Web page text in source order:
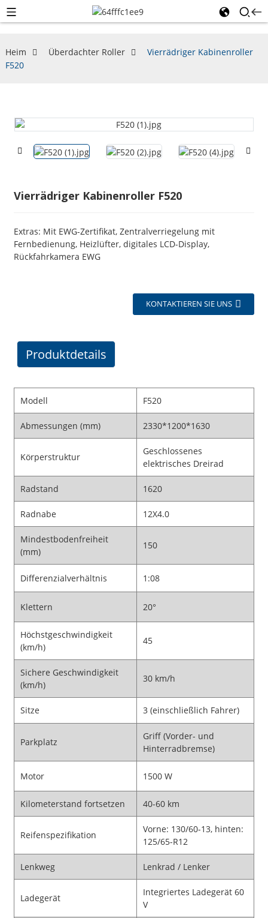
Heim Überdachter Roller
Vierrädriger Kabinenroller
F520
Vierrädriger Kabinenroller F520
Extras: Mit EWG-Zertifikat, Zentralverriegelung mit
Fernbedienung, Heizlüfter, digitales LCD-Display,
Rückfahrkamera EWG
KONTAKTIEREN SIE UNS
Produktdetails
Modell F520
Abmessungen (mm) 2330*1200*1630
Körperstruktur
Geschlossenes
elektrisches Dreirad
Radstand 1620
Radnabe 12X4.0
Mindestbodenfreiheit
(mm)
150
Differenzialverhältnis 1:08
Klettern 20°
Höchstgeschwindigkeit
(km/h)
45
Sichere Geschwindigkeit
(km/h)
30 km/h
Sitze 3 (einschließlich Fahrer)
Parkplatz
Griff (Vorder- und
Hinterradbremse)
Motor 1500 W
Kilometerstand fortsetzen 40-60 km
Reifenspezifikation
Vorne: 130/60-13, hinten:
125/65-R12
Lenkweg Lenkrad / Lenker
Ladegerät
Integriertes Ladegerät 60
V